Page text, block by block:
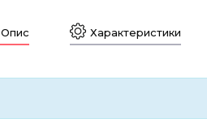
Опис Характеристики